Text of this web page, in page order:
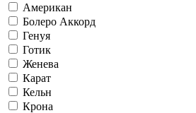
Американ
Болеро Аккорд
Генуя
Готик
Женева
Карат
Кельн
Крона